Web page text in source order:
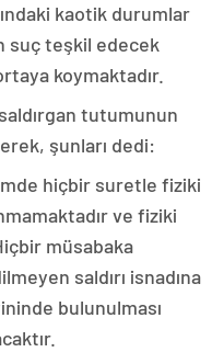
kaotik durumlar
suç teşkil edecek
koymaktadır.
tutumunun
şunları dedi:
hiçbir suretle fiziki
ve fiziki
müsabaka
saldırı isnadına
bulunulması